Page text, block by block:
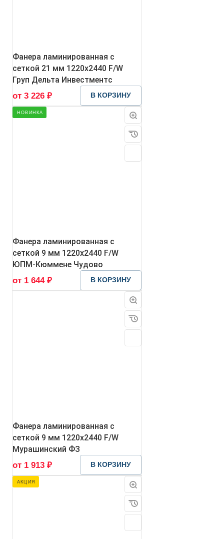
Фанера ламинированная с
сеткой 21 мм 1220х2440 F/W
Груп Дельта Инвестментс
от 3 226 ₽
В КОРЗИНУ
НОВИНКА
Фанера ламинированная с
сеткой 9 мм 1220х2440 F/W
ЮПМ-Кюммене Чудово
от 1 644 ₽
В КОРЗИНУ
Фанера ламинированная с
сеткой 9 мм 1220х2440 F/W
Мурашинский ФЗ
от 1 913 ₽
В КОРЗИНУ
АКЦИЯ